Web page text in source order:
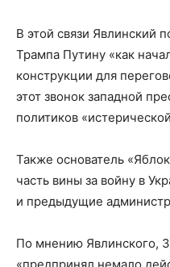
В этой связи Явлинский
Трампа Путину «как
конструкции для
этот звонок западной
политиков
Также основатель
часть вины за войну в
и предыдущие
По мнению Явлинского,